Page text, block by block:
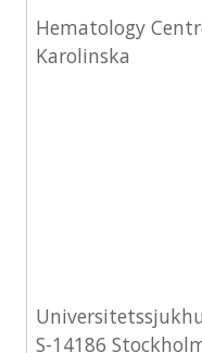
Hematology
Karolinska
S-14186